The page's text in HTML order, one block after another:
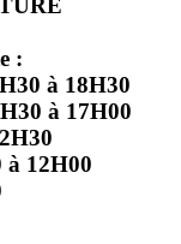
:
à 18H30
à 17H00
à 12H00